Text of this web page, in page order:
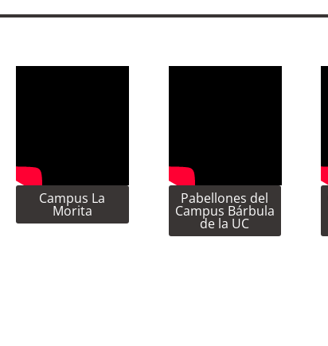
Campus La
Morita
Pabellones del
Campus Bárbula
de la UC